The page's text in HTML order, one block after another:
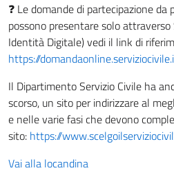
❓ Le domande di partecipazione
possono presentare solo attraverso
Identità Digitale) vedi il link di
https://
Il Dipartimento Servizio Civile ha
scorso, un sito per indirizzare al
e nelle varie fasi che devono
sito: https://
Vai alla locandina